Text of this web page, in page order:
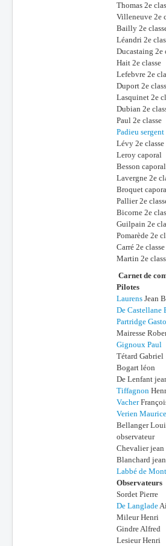
Thomas 2e
Villeneuve 2e
Bailly 2e
Léandri 2e
Ducastaing 2e
Hait 2e classe
Lefebvre 2e
Duport 2e
Lasquinet 2e
Dubian 2e
Paul 2e classe
Padieu sergent
Lévy 2e classe
Leroy caporal
Besson caporal
Lavergne 2e
Broquet
Pallier 2e
Bicorne 2e
Guilpain 2e
Pomarède 2e
Carré 2e classe
Martin 2e
Carnet de
Pilotes
Laurens Jean
De Castellane
Partridge
Mairesse
Gignoux Paul
Tétard Gabriel
Bogart léon
De Lenfant
Tiffagnon
Vacher
Verien Maurice
Bellanger
observateur
Chevalier jean
Blanchard jean
Labbé de
Observateurs
Sordet Pierre
De Langlade
Mileur Henri
Gindre Alfred
Lesieur Henri